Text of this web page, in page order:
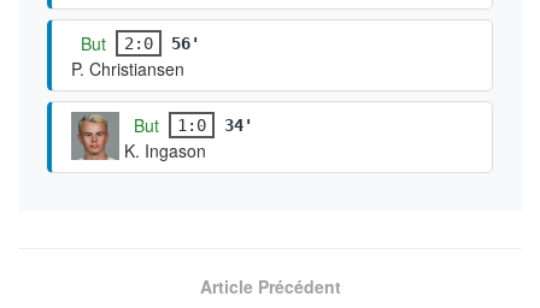
But 2:0 56'
P. Christiansen
But 1:0 34'
K. Ingason
Article Précédent